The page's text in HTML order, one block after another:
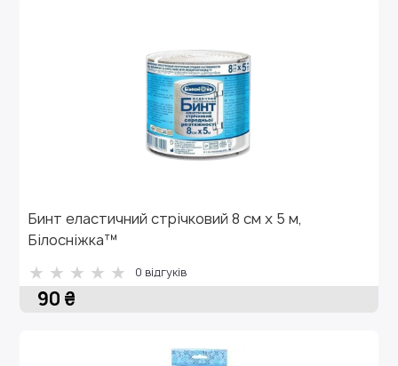
Бинт еластичний стрічковий 8 см х 5 м,
Білосніжка™
0 відгуків
90 ₴